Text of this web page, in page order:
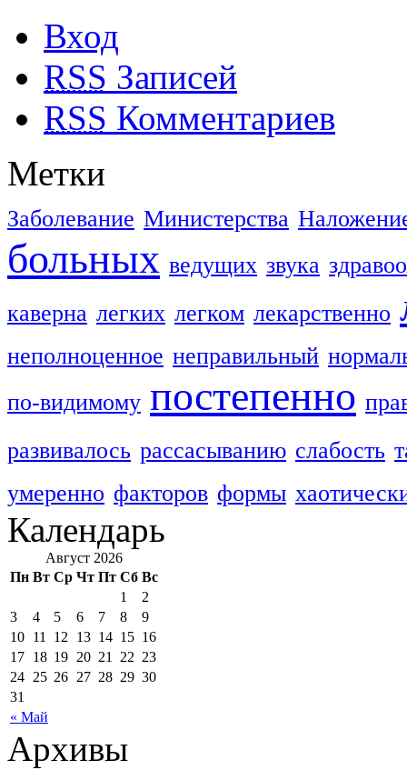
Вход
RSS Записей
RSS Комментариев
Метки
Заболевание Министерства
больных ведущих звука
каверна легких легком лекарственно
неполноценное неправильный
по-видимому постепенно
развивалось рассасыванию слабость
умеренно факторов формы
Календарь
Август 2026
Пн Вт Ср Чт Пт Сб Вс
« Май
1
2
3
4 5 6 7 8
9
10 11 12 13 14 15 16
17 18 19 20 21 22 23
24 25 26 27 28 29 30
31
Архивы